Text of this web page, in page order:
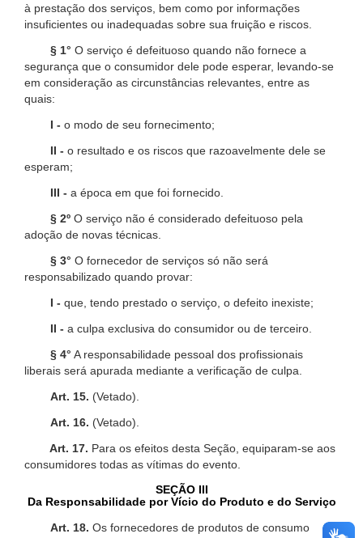
à prestação dos serviços, bem como por informações
insuficientes ou inadequadas sobre sua fruição e riscos.
§ 1° O serviço é defeituoso quando não fornece a
segurança que o consumidor dele pode esperar, levando-se
em consideração as circunstâncias relevantes, entre as
quais:
I - o modo de seu fornecimento;
II - o resultado e os riscos que razoavelmente dele se
esperam;
III - a época em que foi fornecido.
§ 2º O serviço não é considerado defeituoso pela
adoção de novas técnicas.
§ 3° O fornecedor de serviços só não será
responsabilizado quando provar:
I - que, tendo prestado o serviço, o defeito inexiste;
II - a culpa exclusiva do consumidor ou de terceiro.
§ 4° A responsabilidade pessoal dos profissionais
liberais será apurada mediante a verificação de culpa.
Art. 15. (Vetado).
Art. 16. (Vetado).
Art. 17. Para os efeitos desta Seção, equiparam-se aos
consumidores todas as vítimas do evento.
SEÇÃO III
Da Responsabilidade por Vício do Produto e do Serviço
Art. 18. Os fornecedores de produtos de consumo